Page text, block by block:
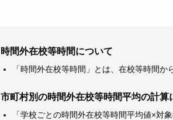
時間外在校等時間について
「時間外在校等時間」とは、在校等時間か
市町村別の時間外在校等時間平均の計算
「学校ごとの時間外在校等時間平均値×対